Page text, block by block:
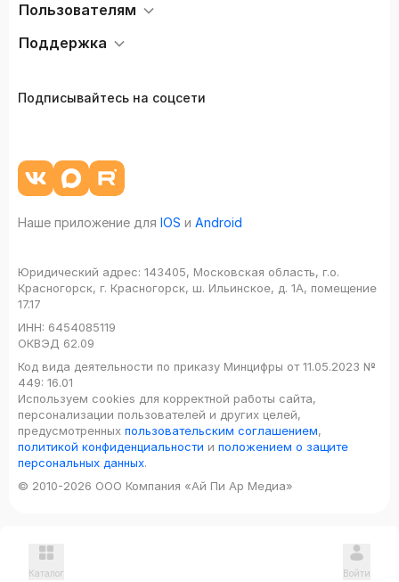
Пользователям
Поддержка
Подписывайтесь на соцсети
Наше приложение для IOS и Android
Юридический адрес: 143405, Московская область, г.о.
Красногорск, г. Красногорск, ш. Ильинское, д. 1А, помещение
17.17
ИНН: 6454085119
ОКВЭД 62.09
Код вида деятельности по приказу Минцифры от 11.05.2023 №
449: 16.01
Используем cookies для корректной работы сайта,
персонализации пользователей и других целей,
предусмотренных пользовательским соглашением,
политикой конфиденциальности и положением о защите
персональных данных.
© 2010-2026 ООО Компания «Ай Пи Ар Медиа»
Каталог Войти